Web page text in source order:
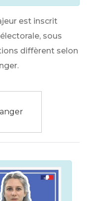
est inscrit
sous
diffèrent selon